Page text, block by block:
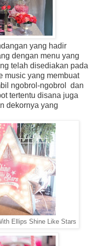
yang hadir
dengan menu yang
telah disediakan pada
music yang membuat
ngobrol-ngobrol
dan
tertentu disana juga
dekornya yang
Ellips Shine Like Stars